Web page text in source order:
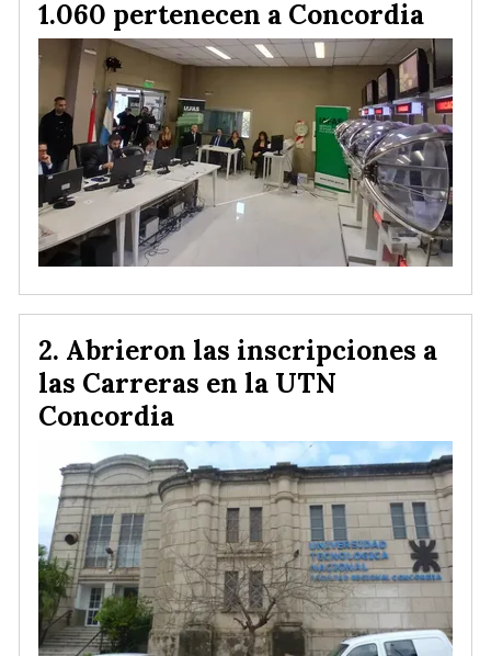
1.060 pertenecen a Concordia
Abrieron las inscripciones a
las Carreras en la UTN
Concordia